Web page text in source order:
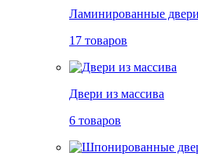
Ламинированные двери
17 товаров
Двери из массива
6 товаров